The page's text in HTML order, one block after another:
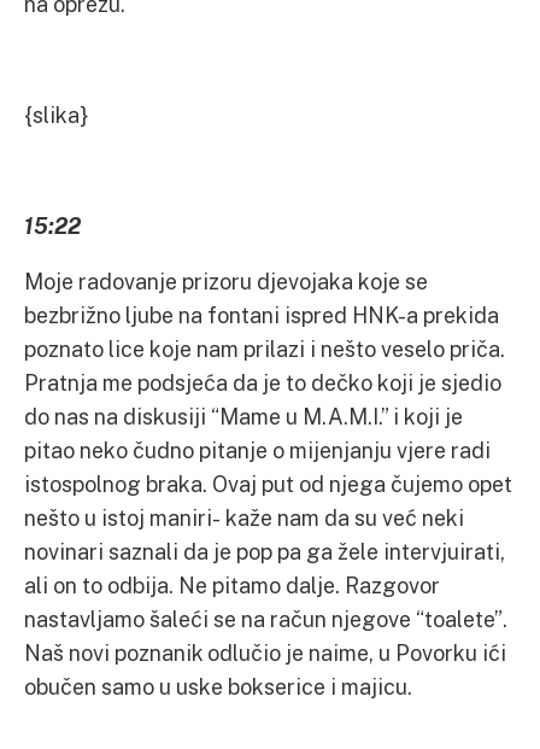
{slika}
15:22
Moje radovanje prizoru djevojaka koje se
bezbrižno ljube na fontani ispred HNK-a prekida
poznato lice koje nam prilazi i nešto veselo priča.
Pratnja me podsjeća da je to dečko koji je sjedio
do nas na diskusiji “Mame u M.A.M.I.” i koji je
pitao neko čudno pitanje o mijenjanju vjere radi
istospolnog braka. Ovaj put od njega čujemo opet
nešto u istoj maniri- kaže nam da su već neki
novinari saznali da je pop pa ga žele intervjuirati,
ali on to odbija. Ne pitamo dalje. Razgovor
nastavljamo šaleći se na račun njegove “toalete”.
Naš novi poznanik odlučio je naime, u Povorku ići
obučen samo u uske bokserice i majicu.